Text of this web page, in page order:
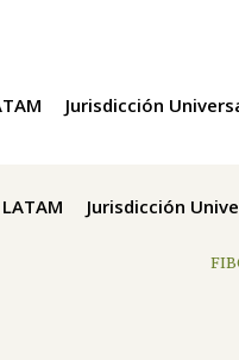
Jurisdicción
Jurisdicción